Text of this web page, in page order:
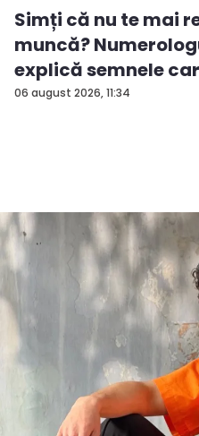
06 august 2026, 11:34
Simți că nu te mai
muncă?
explică semnele